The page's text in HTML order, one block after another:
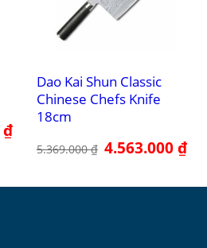
₫Giá
hiện
Dao Kai Shun Classic
Chinese Chefs Knife
18cm
5.369.000₫ Giá
gốc
4.563.000₫Giá